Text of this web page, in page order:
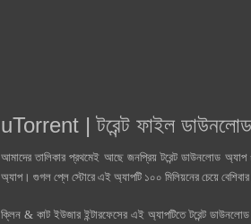
uTorrent |টরেন্ট ফাইল
আমাদের তালিকার প্রথমেই আছে জনপ্রিয় টরেন্ট ডাউনলোড
অ্যাপ। গুগল প্লে স্টোরে এই অ্যাপটি ১০০ মিলিয়নের চেয়ে
ক্লিন & কাট ইউজার ইন্টারফেসের এই অ্যাপটিতে টরেন্ট